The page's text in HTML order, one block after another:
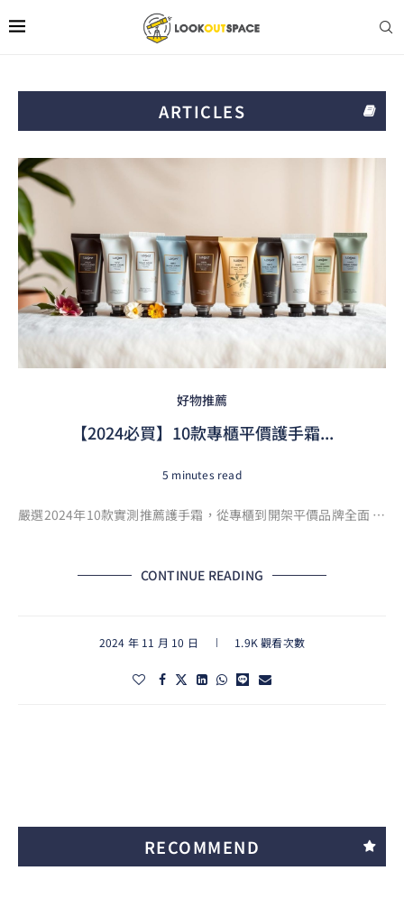
ARTICLES
好物推薦
【2024必買】10款專櫃平價護手霜...
5 minutes read
嚴選2024年10款實測推薦護手霜，從專櫃到開架平價品牌全面 …
CONTINUE READING
2024 年 11 月 10 日 1.9K 觀看次數
RECOMMEND